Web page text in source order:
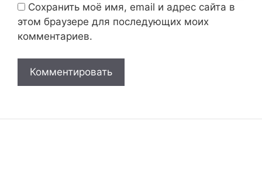
Сохранить моё имя, email и адрес сайта в
этом браузере для последующих моих
комментариев.